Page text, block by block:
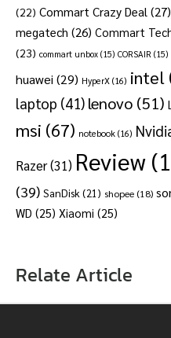
(22) Commart Crazy Deal (27)
megatech (26) Commart
(23) commart unbox (15) CORSAIR (15)
huawei (29) HyperX (16) intel
laptop (41) lenovo (51)
msi (67) notebook (16)
Razer(31) Review
(39) SanDisk(21) shopee (18)
WD (25) Xiaomi (25)
Relate Article